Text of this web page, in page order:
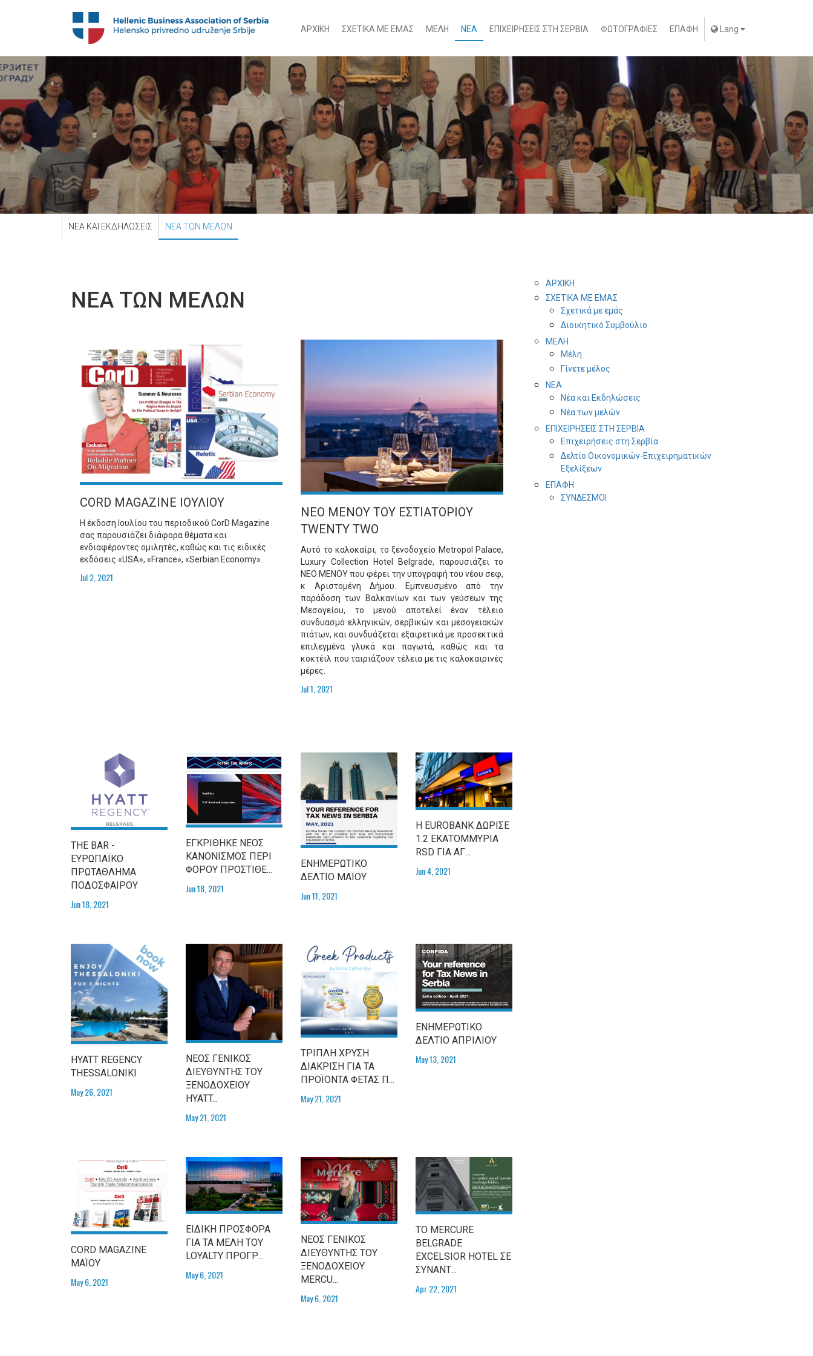
ΑΡΧΙΚΗ ΣΧΕΤΙΚΑ ΜΕ ΕΜΑΣ ΜΕΛΗ ΝΕΑ ΕΠΙΧΕΙΡΗΣΕΙΣ ΣΤΗ ΣΕΡΒΙΑ ΦΩΤΟΓΡΑΦΙΕΣ ΕΠΑΦΗ Lang
ΝΕΑ ΚΑΙ ΕΚΔΗΛΩΣΕΙΣ ΝΕΑ ΤΩΝ ΜΕΛΩΝ
ΝΕΑ ΤΩΝ ΜΕΛΩΝ
CORD MAGAZINE ΙΟΥΛΙΟΥ
Η έκδοση Ιουλίου του περιοδικού CorD Magazine
σας παρουσιάζει διάφορα θέματα και
ενδιαφέροντες ομιλητές, καθώς και τις ειδικές
εκδόσεις «USA», «France», «Serbian Economy».
Jul 2, 2021
ΝΕΟ ΜΕΝΟΥ ΤΟΥ ΕΣΤΙΑΤΟΡΙΟΥ
TWENTY TWO
Αυτό το καλοκαίρι, το ξενοδοχείο Metropol Palace,
Luxury Collection Hotel Belgrade, παρουσιάζει το
ΝΕΟ ΜΕΝΟΥ που φέρει την υπογραφή του νέου σεφ,
κ Αριστομένη Δήμου. Εμπνευσμένο από την
παράδοση των Βαλκανίων και των γεύσεων της
Μεσογείου, το μενού αποτελεί έναν τέλειο
συνδυασμό ελληνικών, σερβικών και μεσογειακών
πιάτων, και συνδυάζεται εξαιρετικά με προσεκτικά
επιλεγμένα γλυκά και παγωτά, καθώς και τα
κοκτέιλ που ταιριάζουν τέλεια με τις καλοκαιρινές
μέρες.
Jul 1, 2021
THE BAR -
ΕΥΡΩΠΑΪΚΟ
ΠΡΩΤΑΘΛΗΜΑ
ΠΟΔΟΣΦΑΙΡΟΥ
Jun 18, 2021
ΕΓΚΡΙΘΗΚΕ ΝΕΟΣ
ΚΑΝΟΝΙΣΜΟΣ ΠΕΡΙ
ΦΟΡΟΥ ΠΡΟΣΤΙΘΕ...
Jun 18, 2021
ΕΝΗΜΕΡΩΤΙΚO
ΔΕΛΤΙΟ ΜΑΪΟΥ
Jun 11, 2021
Η EUROBANK ΔΩΡΙΣΕ
1.2 ΕΚΑΤΟΜΜΥΡΙΑ
RSD ΓΙΑ ΑΓ...
Jun 4, 2021
HYATT REGENCY
THESSALONIKI
May 26, 2021
ΝΕΟΣ ΓΕΝΙΚΟΣ
ΔΙΕΥΘΥΝΤΗΣ ΤΟΥ
ΞΕΝΟΔΟΧΕΙΟΥ
HYATT...
May 21, 2021
ΤΡΙΠΛΗ ΧΡΥΣΗ
ΔΙΑΚΡΙΣΗ ΓΙΑ ΤΑ
ΠΡΟΪΟΝΤΑ ΦΕΤΑΣ Π...
May 21, 2021
ΕΝΗΜΕΡΩΤΙΚO
ΔΕΛΤΙΟ ΑΠΡΙΛΙΟΥ
May 13, 2021
CORD MAGAZINE
ΜΑΪΟΥ
May 6, 2021
ΕΙΔΙΚΗ ΠΡΟΣΦΟΡΑ
ΓΙΑ ΤΑ ΜΕΛΗ ΤΟΥ
LOYALTY ΠΡΟΓΡ...
May 6, 2021
ΝΕΟΣ ΓΕΝΙΚΟΣ
ΔΙΕΥΘΥΝΤΗΣ ΤΟΥ
ΞΕΝΟΔΟΧΕΙΟΥ
MERCU...
May 6, 2021
ΤΟ MERCURE
BELGRADE
EXCELSIOR HOTEL ΣΕ
ΣΥΝΑΝΤ...
Apr 22, 2021
ΑΡΧΙΚΗ
ΣΧΕΤΙΚΑ ΜΕ ΕΜΑΣ
Σχετικά με εμάς
Διοικητικό Συμβούλιο
ΜΕΛΗ
Μέλη
Γίνετε μέλος
ΝΕΑ
Νέα και Εκδηλώσεις
Νέα των μελών
ΕΠΙΧΕΙΡΗΣΕΙΣ ΣΤΗ ΣΕΡΒΙΑ
Επιχειρήσεις στη Σερβία
Δελτίο Οικονομικών-Επιχειρηματικών
Εξελίξεων
ΕΠΑΦΗ
ΣYΝΔΕΣΜΟΙ